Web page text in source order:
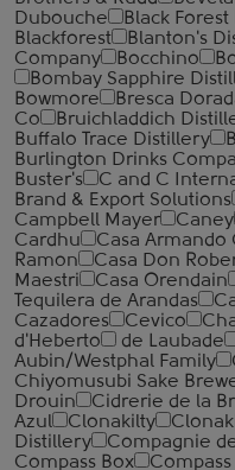
Dubouche
Black
Blackforest
Blanton's
Company
Bocchino
Bombay Sapphire
Bowmore
Bresca
Co
Bruichladdich
Buffalo Trace Distillery
Burlington Drinks
Buster's
C and C
Brand & Export Solutions
Campbell Mayer
Caney
Cardhu
Casa
Ramon
Casa Don
Maestri
Casa Orendain
Tequilera de Arandas
Cazadores
Cevico
d'Heberto
de Laubade
Aubin/Westphal Family
Chiyomusubi Sake
Drouin
Cidrerie de la
Azul
Clonakilty
Distillery
Compagnie
Compass Box